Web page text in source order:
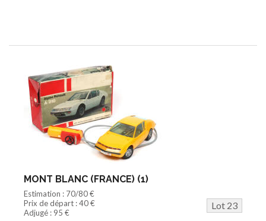
MONT BLANC (FRANCE) (1)
Estimation : 70/80 €
Prix de départ : 40 €
Lot 23
Adjugé : 95 €